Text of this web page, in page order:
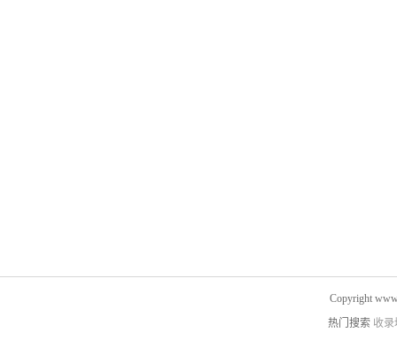
Copyright
热门搜索 收录